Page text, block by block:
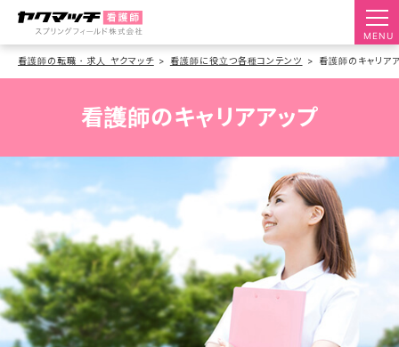
MENU
看護師の転職・求人 ヤクマッチ 看護師に役立つ各種コンテンツ 看護師のキャリア
看護師のキャリアアップ